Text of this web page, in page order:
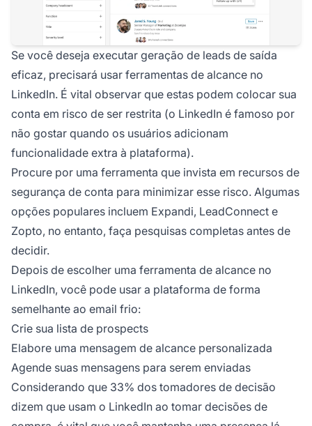
Se você deseja executar geração de leads de saída
eficaz, precisará usar ferramentas de alcance no
LinkedIn. É vital observar que estas podem colocar sua
conta em risco de ser restrita (o LinkedIn é famoso por
não gostar quando os usuários adicionam
funcionalidade extra à plataforma).
Procure por uma ferramenta que invista em recursos de
segurança de conta para minimizar esse risco. Algumas
opções populares incluem Expandi, LeadConnect e
Zopto, no entanto, faça pesquisas completas antes de
decidir.
Depois de escolher uma ferramenta de alcance no
LinkedIn, você pode usar a plataforma de forma
semelhante ao email frio:
Crie sua lista de prospects
Elabore uma mensagem de alcance personalizada
Agende suas mensagens para serem enviadas
Considerando que 33% dos tomadores de decisão
dizem que usam o LinkedIn ao tomar decisões de